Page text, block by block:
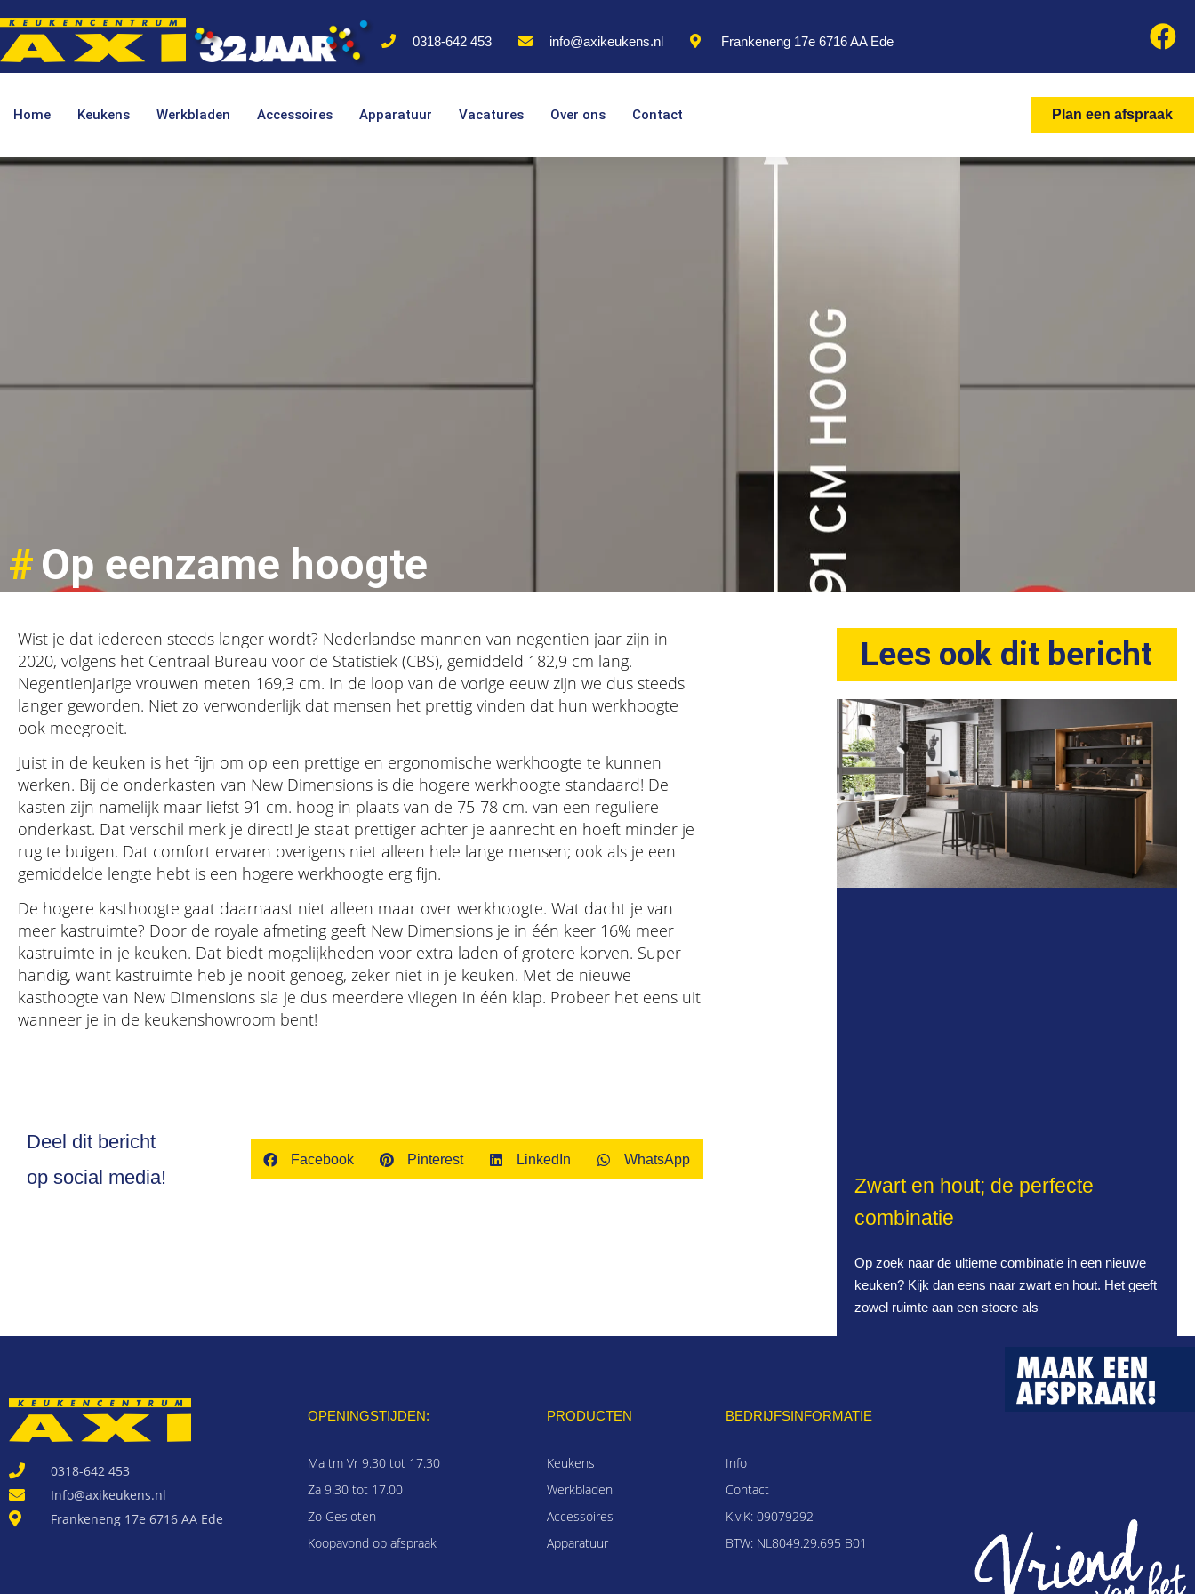
0318-642 453 info@axikeukens.nl Frankeneng 17e 6716 AA Ede
Home Keukens Werkbladen Accessoires Apparatuur Vacatures Over ons Contact Plan een afspraak
#Op eenzame hoogte
Wist je dat iedereen steeds langer wordt? Nederlandse mannen van negentien jaar zijn in
2020, volgens het Centraal Bureau voor de Statistiek (CBS), gemiddeld 182,9 cm lang.
Negentienjarige vrouwen meten 169,3 cm. In de loop van de vorige eeuw zijn we dus steeds
langer geworden. Niet zo verwonderlijk dat mensen het prettig vinden dat hun werkhoogte
ook meegroeit.
Juist in de keuken is het fijn om op een prettige en ergonomische werkhoogte te kunnen
werken. Bij de onderkasten van New Dimensions is die hogere werkhoogte standaard! De
kasten zijn namelijk maar liefst 91 cm. hoog in plaats van de 75-78 cm. van een reguliere
onderkast. Dat verschil merk je direct! Je staat prettiger achter je aanrecht en hoeft minder je
rug te buigen. Dat comfort ervaren overigens niet alleen hele lange mensen; ook als je een
gemiddelde lengte hebt is een hogere werkhoogte erg fijn.
De hogere kasthoogte gaat daarnaast niet alleen maar over werkhoogte. Wat dacht je van
meer kastruimte? Door de royale afmeting geeft New Dimensions je in één keer 16% meer
kastruimte in je keuken. Dat biedt mogelijkheden voor extra laden of grotere korven. Super
handig, want kastruimte heb je nooit genoeg, zeker niet in je keuken. Met de nieuwe
kasthoogte van New Dimensions sla je dus meerdere vliegen in één klap. Probeer het eens uit
wanneer je in de keukenshowroom bent!
Deel dit bericht
op social media!
Facebook Pinterest LinkedIn WhatsApp
Lees ook dit bericht
Zwart en hout; de perfecte
combinatie
Op zoek naar de ultieme combinatie in een nieuwe
keuken? Kijk dan eens naar zwart en hout. Het geeft
zowel ruimte aan een stoere als
0318-642 453
Info@axikeukens.nl
Frankeneng 17e 6716 AA Ede
OPENINGSTIJDEN:
Ma tm Vr 9.30 tot 17.30
Za 9.30 tot 17.00
Zo Gesloten
Koopavond op afspraak
PRODUCTEN
Keukens
Werkbladen
Accessoires
Apparatuur
BEDRIJFSINFORMATIE
Info
Contact
K.v.K: 09079292
BTW: NL8049.29.695 B01